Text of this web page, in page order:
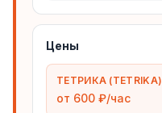
Цены
ТЕТРИКА (TETRIKA)
от 600 ₽/час